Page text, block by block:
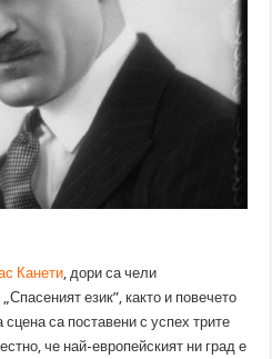
Канети , дори са чели
език”, както и повечето
сцена са поставени с успех трите
че най-европейският ни град е